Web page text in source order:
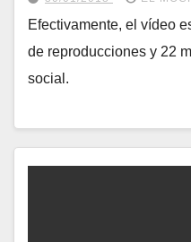
Efectivamente, el vídeo
de reproducciones y 22
social.